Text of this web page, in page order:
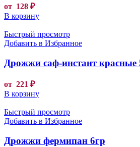
от 128 ₽
В корзину
Быстрый просмотр
Добавить в Избранное
Дрожжи саф-инстант красные
от 221 ₽
В корзину
Быстрый просмотр
Добавить в Избранное
Дрожжи фермипан 6гр